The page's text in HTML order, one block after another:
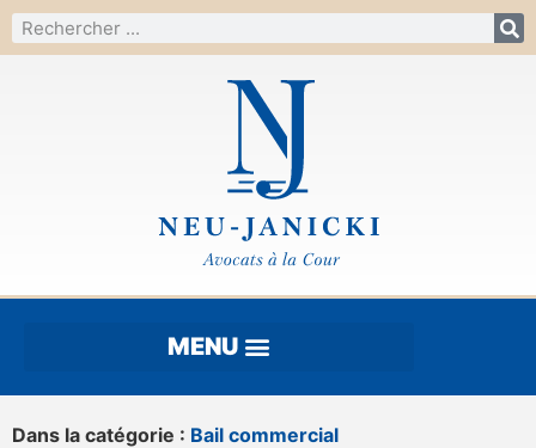
Dans la catégorie : Bail commercial